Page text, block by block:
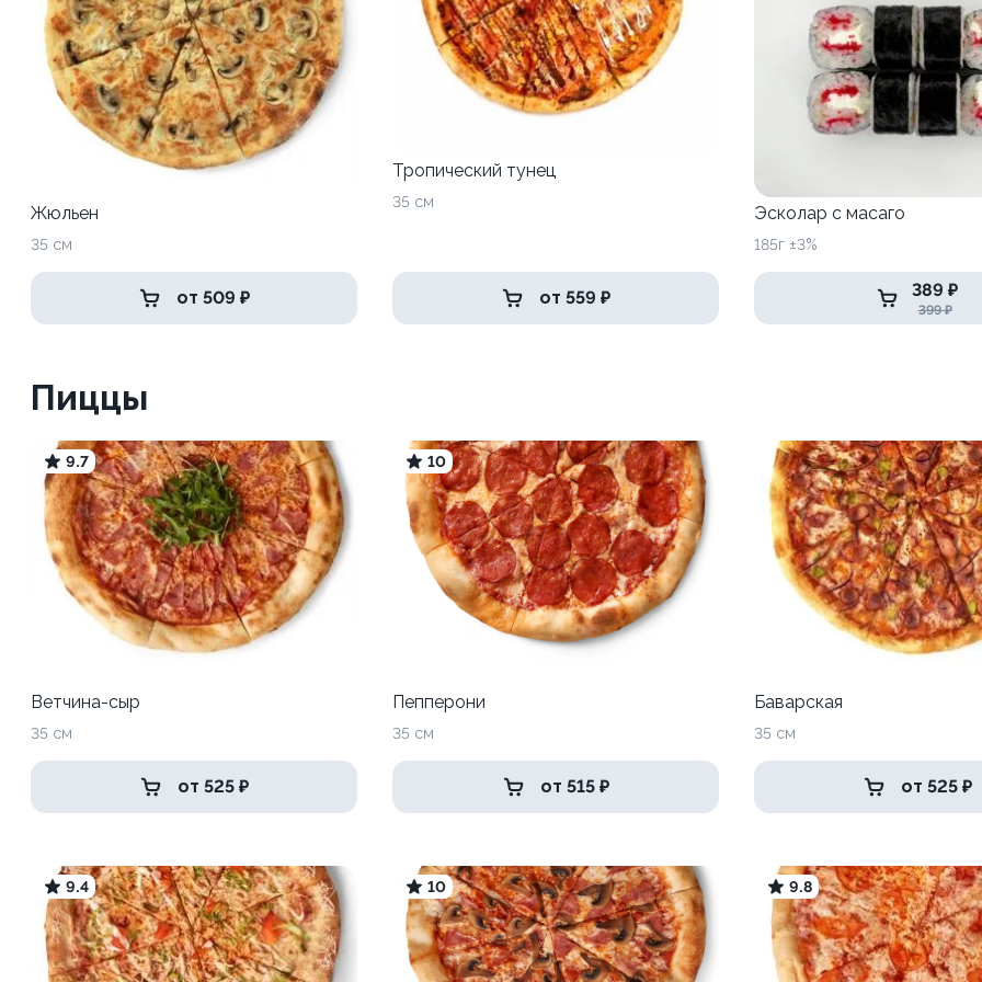
Жюльен
35 см
от 509 ₽
Тропический тунец
35 см
от 559 ₽
Эсколар с масаго
185г ±3%
389 ₽
399 ₽
Пиццы
9.7
Ветчина-сыр
35 см
от 525 ₽
10
Пепперони
35 см
от 515 ₽
Баварская
35 см
от 525 ₽
9.4 10 9.8